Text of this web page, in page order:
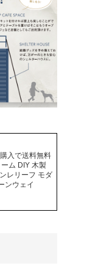
入で送料無料
ム DIY 木製
レリーフ モダ
ンウェイ